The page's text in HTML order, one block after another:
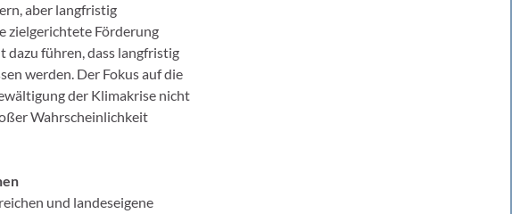
aber langfristig
zielgerichtete Förderung
dazu führen, dass langfristig
werden. Der Fokus auf die
der Klimakrise nicht
Wahrscheinlichkeit
und landeseigene